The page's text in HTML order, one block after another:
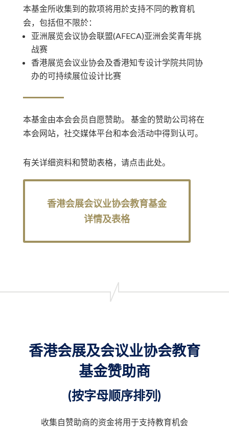
本基金所收集到的款项将用於支持不同的教育机
会，包括但不限於：
亚洲展览会议协会联盟(AFECA)亚洲会奖青年挑
战赛
香港展览会议业协会及香港知专设计学院共同协
办的可持续展位设计比赛
本基金由本会会员自愿赞助。 基金的赞助公司将在
本会网站，社交媒体平台和本会活动中得到认可。
有关详细资料和赞助表格，请点击此处。
香港会展会议业协会教育基金
详情及表格
香港会展及会议业协会教育
基金赞助商
(按字母顺序排列)
收集自赞助商的资金将用于支持教育机会